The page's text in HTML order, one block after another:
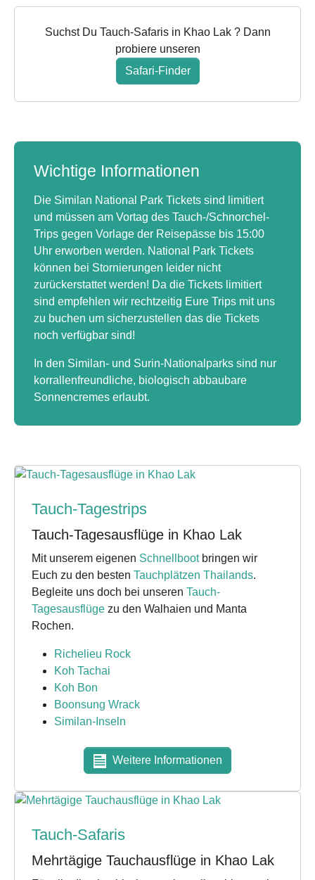
Suchst Du Tauch-Safaris in Khao Lak ? Dann
probiere unseren
Safari-Finder
Wichtige Informationen
Die Similan National Park Tickets sind limitiert
und müssen am Vortag des Tauch-/Schnorchel-
Trips gegen Vorlage der Reisepässe bis 15:00
Uhr erworben werden. National Park Tickets
können bei Stornierungen leider nicht
zurückerstattet werden! Da die Tickets limitiert
sind empfehlen wir rechtzeitig Eure Trips mit uns
zu buchen um sicherzustellen das die Tickets
noch verfügbar sind!
In den Similan- und Surin-Nationalparks sind nur
korrallenfreundliche, biologisch abbaubare
Sonnencremes erlaubt.
Tauch-Tagestrips
Tauch-Tagesausflüge in Khao Lak
Mit unserem eigenen Schnellboot bringen wir
Euch zu den besten Tauchplätzen Thailands.
Begleite uns doch bei unseren Tauch-
Tagesausflüge zu den Walhaien und Manta
Rochen.
Richelieu Rock
Koh Tachai
Koh Bon
Boonsung Wrack
Similan-Inseln
Weitere Informationen
Tauch-Safaris
Mehrtägige Tauchausflüge in Khao Lak